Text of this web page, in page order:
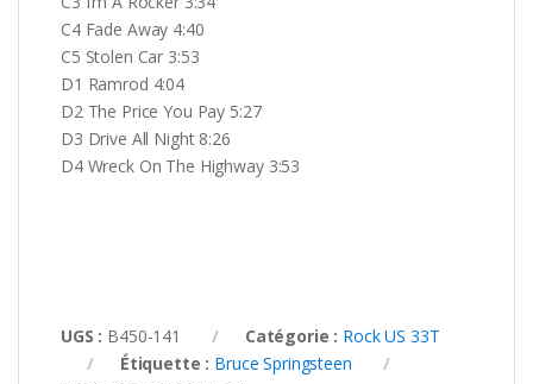
C4 Fade Away 4:40
C5 Stolen Car 3:53
D1 Ramrod 4:04
D2 The Price You Pay 5:27
D3 Drive All Night 8:26
D4 Wreck On The Highway 3:53
UGS : B450-141 Catégorie : Rock US 33T
Étiquette : Bruce Springsteen